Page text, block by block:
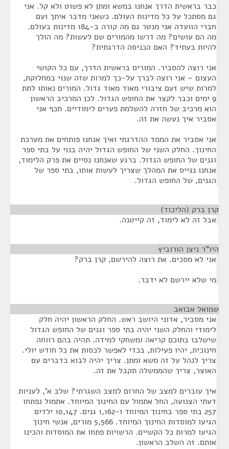
כבר בראשית הדרך אנחנו במשא ומתן לא פשוט ולא קל. אני
גם מסתכל על כל מדינות העולם. כשאני מדבר איתך ועם
חברי הוועדה אני מנטר גם מה קורה ב-184 מדינות בעולם.
מה הם עושים? מה דרשו מהמורים שם לעשות? מה הולך
להיות בעתיד? האם הכניסה הדרגתית?
אני רוצה להסביר. המורים בראשית הדרך, עם כל הקושי
העצום – אני רוצה לברך על-כך למרות שזה שנוי במחלוקת,
למרות שיש זעם ציבורי מאוד מאוד גדול. המורים נאותו לתת
9 ימים וכבר לקצר את החופש הגדול. לכן המרכיב הראשון
הוא מרכיב של חזרה להשלמת פערים לימודיים. תכף אני
אסביר איך נעשה את זה.
אני אסביר את הממד ההדרגתי ואיך אנחנו פותחים את מערכת
החינוך. החלק השני של החופש הגדול יהיה בנוי על בתי ספר
וגנים של החופש הגדול. ברגע שאנחנו נסיים את פרק הלימוד,
אנחנו נגייס את המהלך שצריך לעשות אותו, בתי ספר של
הגנים, של החופש הגדול.
קרן ברק (הליכוד)
אבל זה לא לימוד, זה קייטנה.
היו"ר ניצן הורוביץ
אני לא מסכים. את רוצה להירשם, קרן ברק?
מי שלא יירשם לא ידבר.
שמואל אבואב
אני מסביר, אדוני היושב ראש. החלק הראשון יהיה חלק
לימודי והחלק השני יהיה בתי ספר וגנים של החופש הגדול
שישלבו בתוכם קריאה ומשחקי למידה. תהיה בהם רווחה
חינוכית, יהיו פעילות, בכדי לאפשר לכסות את כל חודש יולי.
צריך לנהל על זה משא ומתן. צריך יהיה לבוא בדברים עם
האוצר, צריך שהממשלה תקבל את זה.
איך עוברים למצב של החרום למצב השגרתי? שלב א', לעניות
דעתי הצנועה, החל אתמול עם החינוך המיוחד. אתמול נפתחו
257 בתי ספר בחינוך המיוחד ו-1,162 גנים. 10,147 ילדים
הגיעו למוסדות החינוך המיוחד. 5,566 מורים, אנשי חינוך
הגיעו למרות כל הקשיים. הרשויות פתחו את המוסדות והכינו
אותם. זה השלב הראשון.